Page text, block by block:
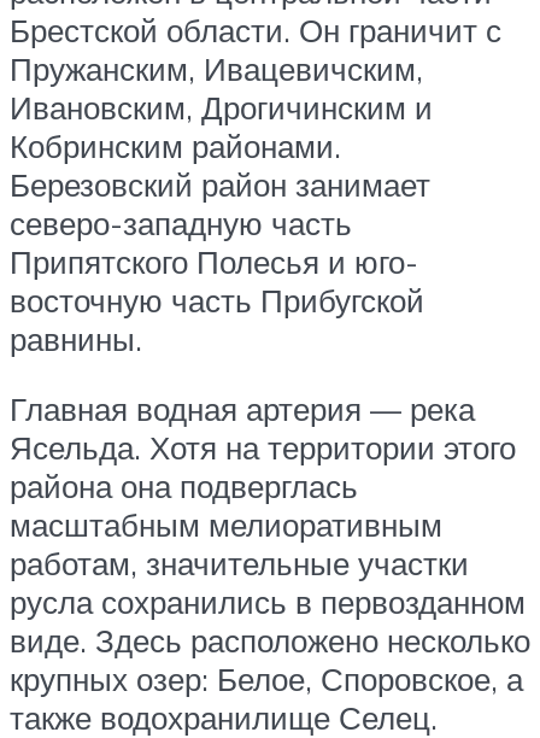
Брестской области. Он граничит с
Пружанским, Ивацевичским,
Ивановским, Дрогичинским и
Кобринским районами.
Березовский район занимает
северо-западную часть
Припятского Полесья и юго-
восточную часть Прибугской
равнины.
Главная водная артерия — река
Ясельда. Хотя на территории этого
района она подверглась
масштабным мелиоративным
работам, значительные участки
русла сохранились в первозданном
виде. Здесь расположено несколько
крупных озер: Белое, Споровское, а
также водохранилище Селец.